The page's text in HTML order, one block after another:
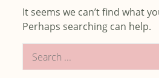
It seems we can’t find what
Perhaps searching can help.
for: